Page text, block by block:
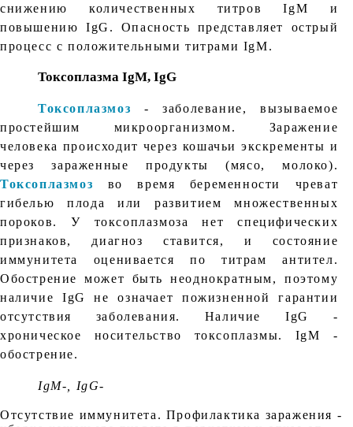
снижению количественных титров IgM и
повышению IgG. Опасность представляет острый
процесс с положительными титрами IgM.
Токсоплазма IgM, IgG
Токсоплазмоз - заболевание, вызываемое
простейшим микроорганизмом. Заражение
человека происходит через кошачьи экскременты и
через зараженные продукты (мясо, молоко).
Токсоплазмоз во время беременности чреват
гибелью плода или развитием множественных
пороков. У токсоплазмоза нет специфических
признаков, диагноз ставится, и состояние
иммунитета оценивается по титрам антител.
Обострение может быть неоднократным, поэтому
наличие IgG не означает пожизненной гарантии
отсутствия заболевания. Наличие IgG -
хроническое носительство токсоплазмы. IgM -
обострение.
IgM-, IgG-
Отсутствие иммунитета. Профилактика заражения -